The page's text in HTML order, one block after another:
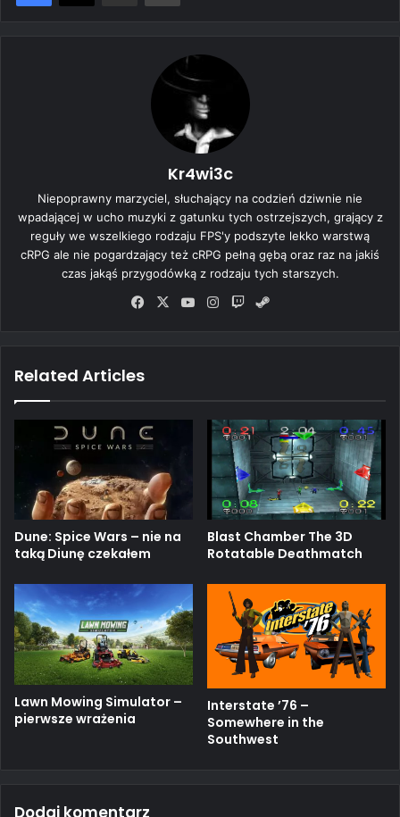
Kr4wi3c
Niepoprawny marzyciel, słuchający na codzień dziwnie nie
wpadającej w ucho muzyki z gatunku tych ostrzejszych, grający z
reguły we wszelkiego rodzaju FPS'y podszyte lekko warstwą
cRPG ale nie pogardzający też cRPG pełną gębą oraz raz na jakiś
czas jakąś przygodówką z rodzaju tych starszych.
Fa
X
Yo
Ins
Tw
Related Articles
Dune: Spice Wars – nie na
taką Diunę czekałem
Blast Chamber The 3D
Rotatable Deathmatch
Lawn Mowing Simulator –
pierwsze wrażenia
Interstate ’76 –
Somewhere in the
Southwest
Dodaj komentarz